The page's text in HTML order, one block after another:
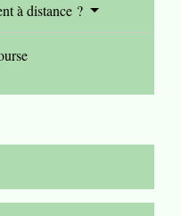
à distance ?